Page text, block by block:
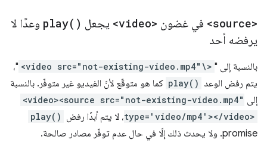
<source> في غضون <video> يجعل play( )
وعدًا لا
يرفضه أحد
بالنسبة إلى " <video src="not-existing-video.mp4"\> "،
يتم رفض الوعد play() كما هو متوقّع لأنّ الفيديو غير متوفّر. بالنسبة
إلى <video><source src="not-existing-video.mp4"
type='video/mp4'></video>، لا يتم أبدًا رفض play()
promise. ولا يحدث ذلك إلّا في حال عدم توفّر مصادر صالحة.